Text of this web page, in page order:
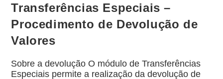
Transferências Especiais –
Procedimento de Devolução de
Valores
Sobre a devolução O módulo de Transferências
Especiais permite a realização da devolução de